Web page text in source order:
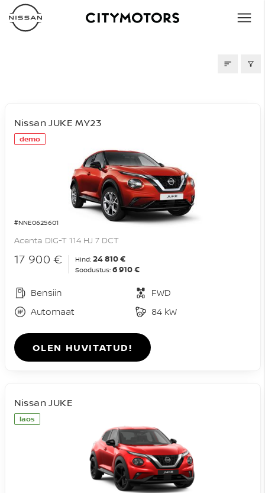
demo
#NNE0625601
Nissan JUKE MY23
Acenta DIG-T 114 HJ 7 DCT
17 900 € Hind: 24 810 €
Soodustus: 6 910 €
Bensiin
FWD
Automaat
84 kW
OLEN HUVITATUD!
laos
Nissan JUKE